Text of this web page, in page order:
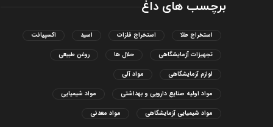
برچسب های داغ
استخراج طلا استخراج فلزات اسید اکسپیانت
تجهیزات آزمایشگاهی حلال ها روغن طبیعی
لوازم آزمایشگاهی مواد آلی
مواد اولیه صنایع دارویی و بهداشتی مواد شیمیایی
مواد شیمیایی آزمایشگاهی مواد معدنی